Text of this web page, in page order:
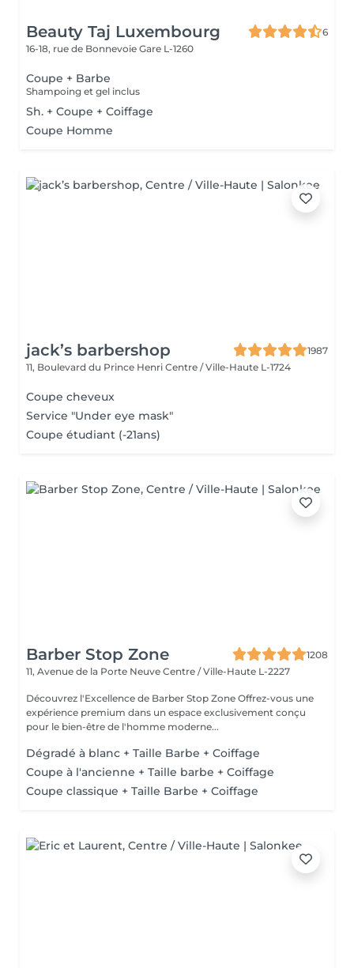
Beauty Taj Luxembourg
6
16-18, rue de Bonnevoie Gare L-1260
Coupe + Barbe
Shampoing et gel inclus
Sh. + Coupe + Coiffage
Coupe Homme
jack’s barbershop
1987
11, Boulevard du Prince Henri Centre / Ville-Haute L-1724
Coupe cheveux
Service "Under eye mask"
Coupe étudiant (-21ans)
Barber Stop Zone
1208
11, Avenue de la Porte Neuve Centre / Ville-Haute L-2227
Découvrez l'Excellence de Barber Stop Zone Offrez-vous une
expérience premium dans un espace exclusivement conçu
pour le bien-être de l'homme moderne...
Dégradé à blanc + Taille Barbe + Coiffage
Coupe à l'ancienne + Taille barbe + Coiffage
Coupe classique + Taille Barbe + Coiffage